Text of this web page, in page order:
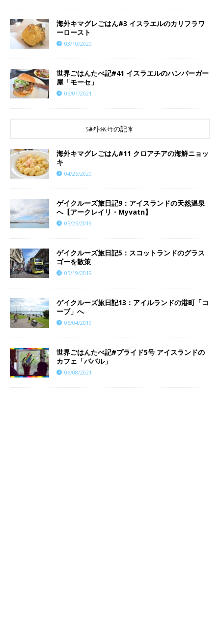
海外キマグレごはん#3 イスラエルのカリフラワ
ーロースト
03/10/2020
世界ごはんたべ記#41 イスラエルのハンバーガー
屋「モーセ」
05/01/2021
海外旅行の記事
海外キマグレごはん#11 クロアチアの海鮮ニョッ
キ
04/25/2020
ゲイクルーズ旅日記9：アイスランドの天然温泉
へ【アークレイリ・Myvatn】
05/26/2019
ゲイクルーズ旅日記5：スコットランドのグラス
ゴーを散策
05/19/2019
ゲイクルーズ旅日記13：アイルランドの港町「コ
ーブ」へ
06/04/2019
世界ごはんたべ記#プライド5号 アイスランドの
カフェ「ババル」
06/08/2021